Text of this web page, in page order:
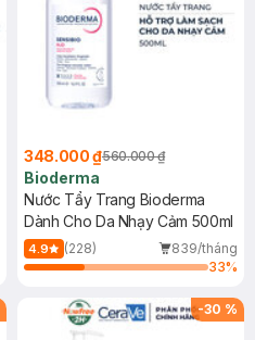
348.000 ₫560.000 ₫
Bioderma
Nước Tẩy Trang Bioderma
Dành Cho Da Nhạy Cảm 500ml
4.9 (228)
839/tháng
33%
-30 %